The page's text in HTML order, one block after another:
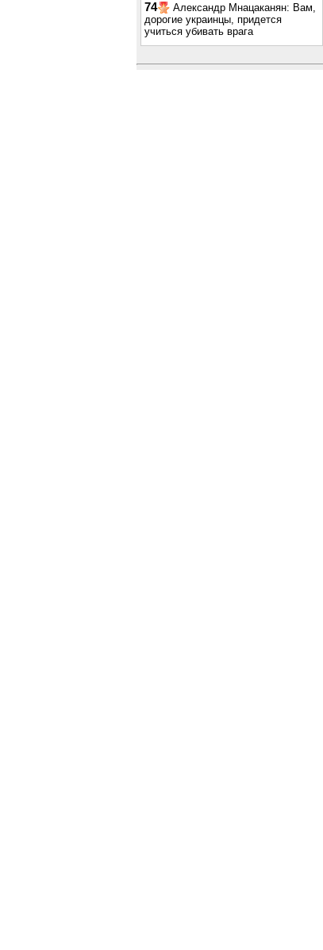
74
Александр Мнацаканян: Вам,
дорогие украинцы, придется
учиться убивать врага